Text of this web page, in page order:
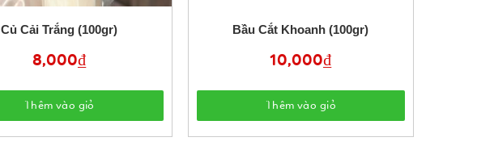
Củ Cải Trắng (100gr)
8,000₫
Thêm vào giỏ
Bầu Cắt Khoanh (100gr)
10,000₫
Thêm vào giỏ